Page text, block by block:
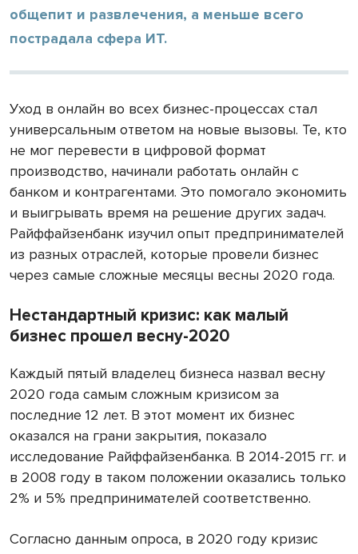
общепит и развлечения, а меньше всего
пострадала сфера ИТ.
Уход в онлайн во всех бизнес-процессах стал
универсальным ответом на новые вызовы. Те, кто
не мог перевести в цифровой формат
производство, начинали работать онлайн с
банком и контрагентами. Это помогало экономить
и выигрывать время на решение других задач.
Райффайзенбанк изучил опыт предпринимателей
из разных отраслей, которые провели бизнес
через самые сложные месяцы весны 2020 года.
Нестандартный кризис: как малый
бизнес прошел весну-2020
Каждый пятый владелец бизнеса назвал весну
2020 года самым сложным кризисом за
последние 12 лет. В этот момент их бизнес
оказался на грани закрытия, показало
исследование Райффайзенбанка. В 2014-2015 гг. и
в 2008 году в таком положении оказались только
2% и 5% предпринимателей соответственно.
Согласно данным опроса, в 2020 году кризис